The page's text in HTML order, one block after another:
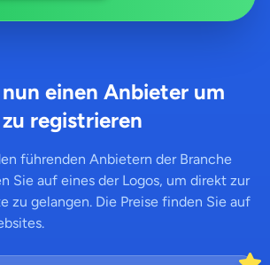
einen Anbieter um
registrieren
führenden Anbietern der Branche
Sie auf eines der Logos, um direkt zur
zu gelangen. Die Preise finden Sie auf